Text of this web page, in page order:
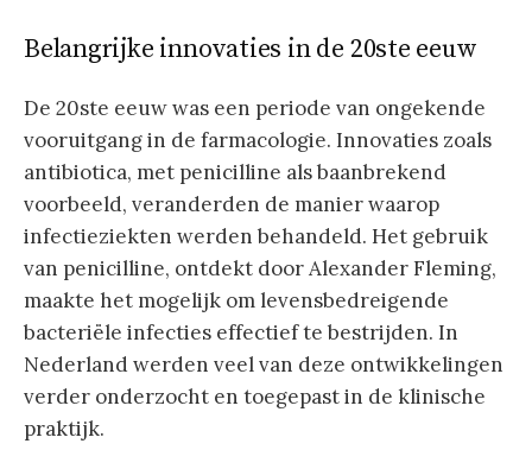
Belangrijke innovaties in de 20ste eeuw
De 20ste eeuw was een periode van ongekende
vooruitgang in de farmacologie. Innovaties zoals
antibiotica, met penicilline als baanbrekend
voorbeeld, veranderden de manier waarop
infectieziekten werden behandeld. Het gebruik
van penicilline, ontdekt door Alexander Fleming,
maakte het mogelijk om levensbedreigende
bacteriële infecties effectief te bestrijden. In
Nederland werden veel van deze ontwikkelingen
verder onderzocht en toegepast in de klinische
praktijk.